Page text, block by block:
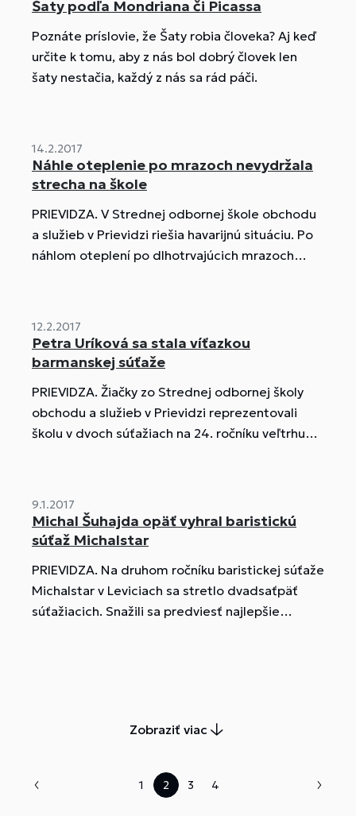
Šaty podľa Mondriana či Picassa
Poznáte príslovie, že Šaty robia človeka? Aj keď
určite k tomu, aby z nás bol dobrý človek len
šaty nestačia, každý z nás sa rád páči.
14.2.2017
Náhle oteplenie po mrazoch nevydržala
strecha na škole
PRIEVIDZA. V Strednej odbornej škole obchodu
a služieb v Prievidzi riešia havarijnú situáciu. Po
náhlom oteplení po dlhotrvajúcich mrazoch
12.2.2017
Petra Uríková sa stala víťazkou
barmanskej súťaže
PRIEVIDZA. Žiačky zo Strednej odbornej školy
obchodu a služieb v Prievidzi reprezentovali
školu v dvoch súťažiach na 24. ročníku veľtrhu
9.1.2017
Michal Šuhajda opäť vyhral baristickú
súťaž Michalstar
PRIEVIDZA. Na druhom ročníku baristickej súťaže
Michalstar v Leviciach sa stretlo dvadsaťpäť
súťažiacich. Snažili sa predviesť najlepšie
Zobraziť viac
1 2 3 4